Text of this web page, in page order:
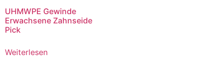
UHMWPE Gewinde
Erwachsene Zahnseide
Pick
Weiterlesen